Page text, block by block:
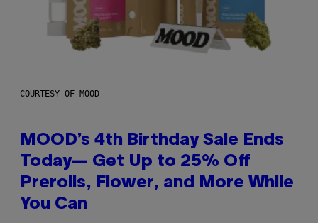
COURTESY OF MOOD
MOOD’s 4th Birthday Sale Ends
Today— Get Up to 25% Off
Prerolls, Flower, and More While
You Can